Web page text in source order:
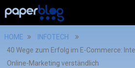
HOME
INFOTECH
40 Wege zum Erfolg im E-Commerce:
Online-Marketing verständlich